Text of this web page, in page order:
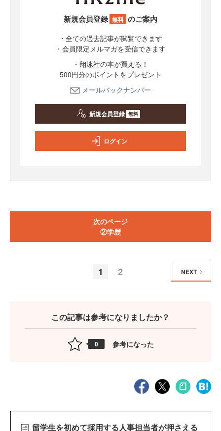
新規会員登録 無料 のご案内
・全ての過去記事が閲覧できます
・会員限定メルマガを受信できます
・翔泳社の本が買える！
500円分のポイントをプレゼント
メールバックナンバー
新規会員登録 無料
ログイン
次のページ
②学歴
1 2 NEXT
この記事は参考になりましたか？
0 参考になった
留学生を初めて採用する人事担当者が押さえる